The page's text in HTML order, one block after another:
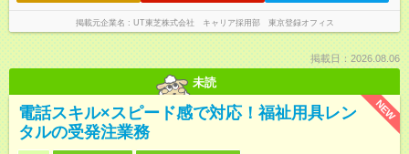
掲載元企業名 UT東芝株式会社 キャリア採用部 東京登録オフィス
掲載日：2026.08.06
未読
NEW
電話スキル×スピード感で対応！福祉用具レン
タルの受発注業務